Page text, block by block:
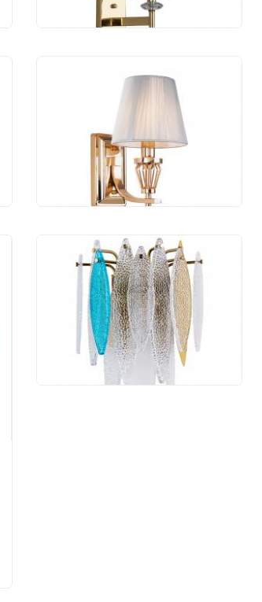
Бра Favourite Sade 2690-
3 150 руб.
Бра Divinare Amelie
6002/01 AP-1
12 590 руб.